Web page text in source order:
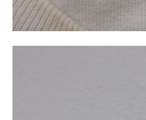
会社概要
店舗一覧
古着卸売